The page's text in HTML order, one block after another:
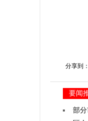
分享到：
要闻
部